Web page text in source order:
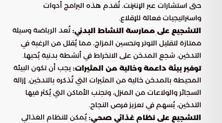
حتى استشارات عبر الإنترنت. تُقدم هذه البرامج أدوات
واستراتيجيات فعالة للإقلاع.
التشجيع على ممارسة النشاط البدني:تُعد الرياضة وسيلة
ممتازة لتقليل التوتر وتحسين المزاج، مما يُقلل من الرغبة في
التدخين. شجع المدخن على الانخراط في أنشطة بدنية يُحبها.
توفير بيئة داعمة وخالية من المثيرات: يجب أن تكون البيئة
المحيطة بالمدخن خالية من المثيرات التي تُذكره بالتدخين. إزالة
السجائر والولاعات من المنزل، وتجنب الأماكن التي يُكثر فيها
التدخين، يُسهم في تعزيز فرص النجاح.
التشجيع على نظام غذائي صحي: يُمكن للنظام الغذائي